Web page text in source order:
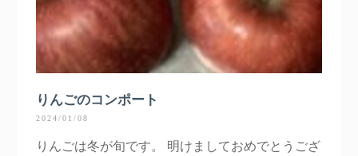
りんごのコンポート
2024/01/08
りんごは冬が旬です。 明けましておめでとうござ